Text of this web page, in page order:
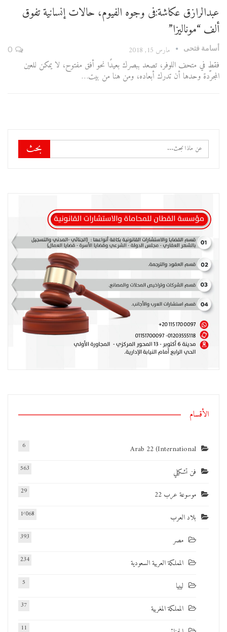
عبدالرازق عكاشة:فى وجوه الفيوم، حالات إنسانية تفوق
ألف “موناليزا”
أسامة فتحى مارس 15, 2018
فقط في متحف اللوفر، تصعد ببصرك بعيدًا نحو أفق مفتوح، لا يمكن للعين
المجرّدة وحدها أن تدرك أبعاده، ومن هنا من بيت…
الأقسام
Arab 22 (International
6
فن تشكيلي 563
موسوعة عرب 22 29
بلاد العرب 1٬068
مصر 393
المملكة العربية السعودية 234
ليبيا 5
المملكة المغربية 37
11